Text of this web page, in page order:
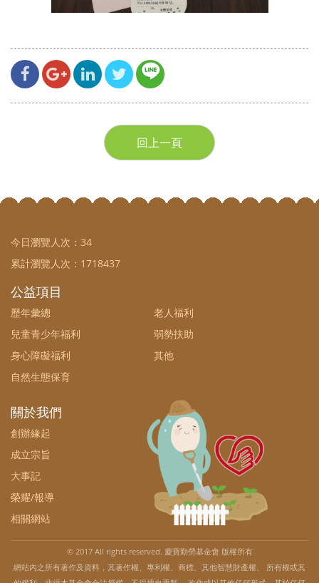
回上一頁
今日瀏覽人次： 34
累計瀏覽人次： 1718437
公益項目
歷年彙總
老人福利
兒童青少年福利
弱勢扶助
身心障礙福利
其他
自然生態保育
關於我們
創辦緣起
成立宗旨
大事記
榮耀/報導
相關網站
© 2017 All rights reserved. 慶寶勤勞基金會 版權所有
網站內之所有著作及資料，其著作權、專利權、商標、其他智慧財產權、 所有權或其